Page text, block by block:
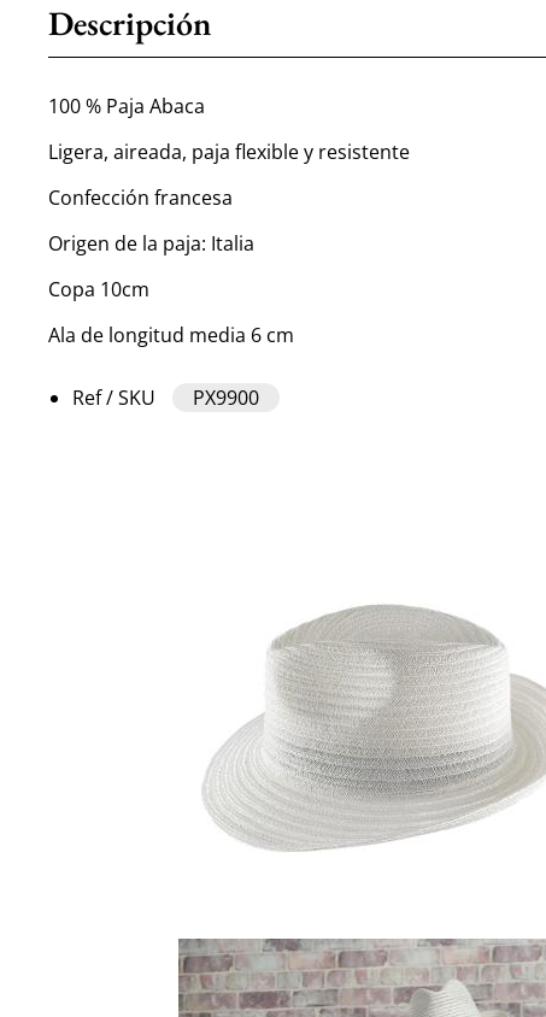
Descripción
100 % Paja Abaca
Ligera, aireada, paja flexible y resistente
Confección francesa
Origen de la paja: Italia
Copa 10cm
Ala de longitud media 6 cm
Ref / SKU PX9900